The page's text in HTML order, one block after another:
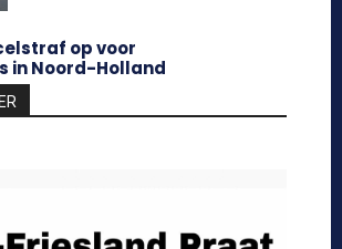
op voor
in Noord-Holland